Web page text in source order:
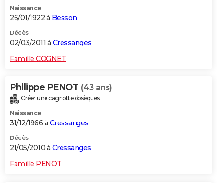
Naissance
26/01/1922 à Besson
Décès
02/03/2011 à Cressanges
Famille COGNET
Philippe PENOT (43 ans)
Créer une cagnotte obsèques
Naissance
31/12/1966 à Cressanges
Décès
21/05/2010 à Cressanges
Famille PENOT